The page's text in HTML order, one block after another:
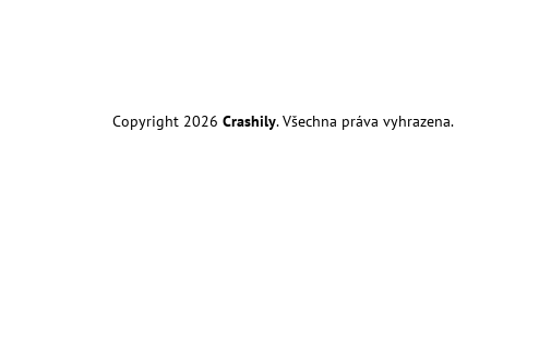
Copyright 2026 Crashily. Všechna práva vyhrazena.